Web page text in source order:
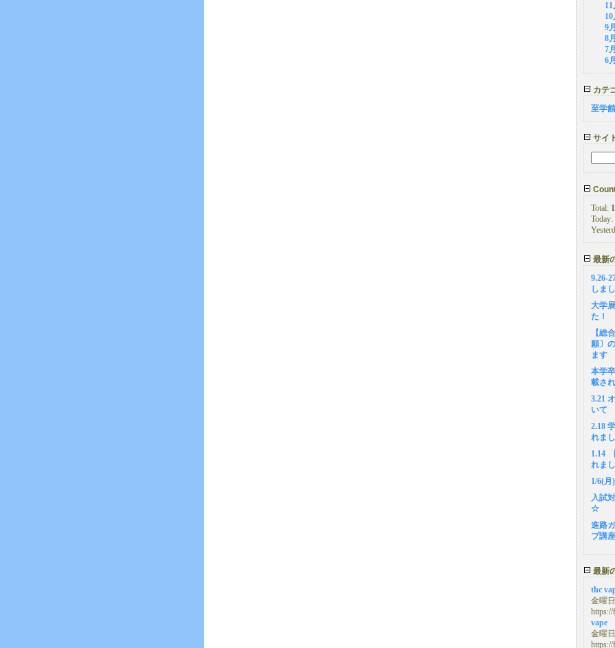
11
10
9月
8月
7月
6月
カテ
至学
サイ
Total:
Today:
最新
9.26-
しま
大学
た！
【総
願〕
ます
本学
載さ
3.21
いて
2.18
れま
1.14
れま
1/6(月
入試
☆
進路
プ講座
最新
thc
金曜
https://
vape
金曜
https://